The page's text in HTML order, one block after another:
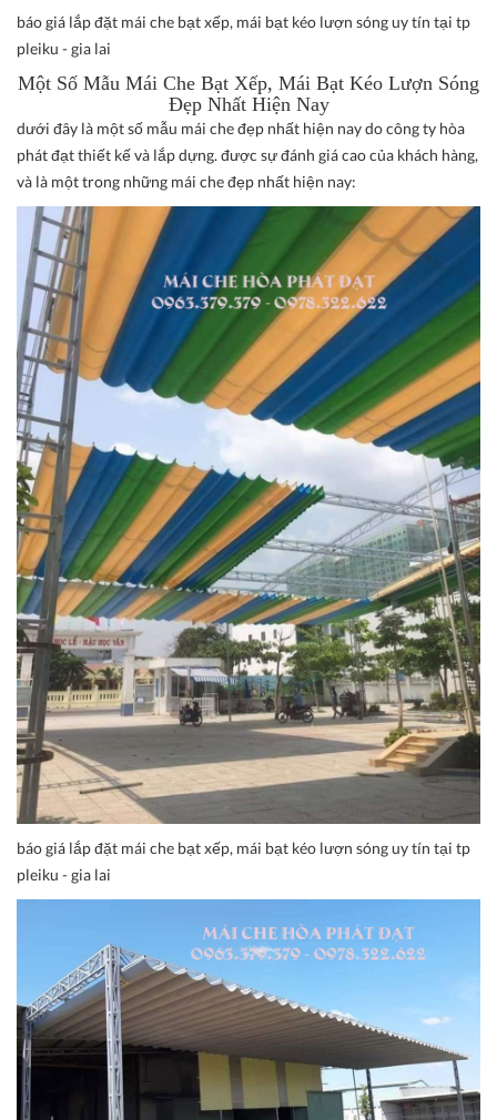
báo giá lắp đặt mái che bạt xếp, mái bạt kéo lượn sóng uy tín tại tp
pleiku - gia lai
Một Số Mẫu Mái Che Bạt Xếp, Mái Bạt Kéo Lượn Sóng
Đẹp Nhất Hiện Nay
dưới đây là một số mẫu mái che đẹp nhất hiện nay do công ty hòa
phát đạt thiết kế và lắp dựng. được sự đánh giá cao của khách hàng,
và là một trong những mái che đẹp nhất hiện nay:
báo giá lắp đặt mái che bạt xếp, mái bạt kéo lượn sóng uy tín tại tp
pleiku - gia lai